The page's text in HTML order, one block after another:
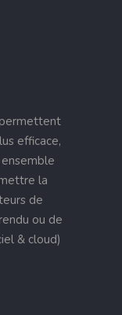
efficace,
la
de
ou de
& cloud)